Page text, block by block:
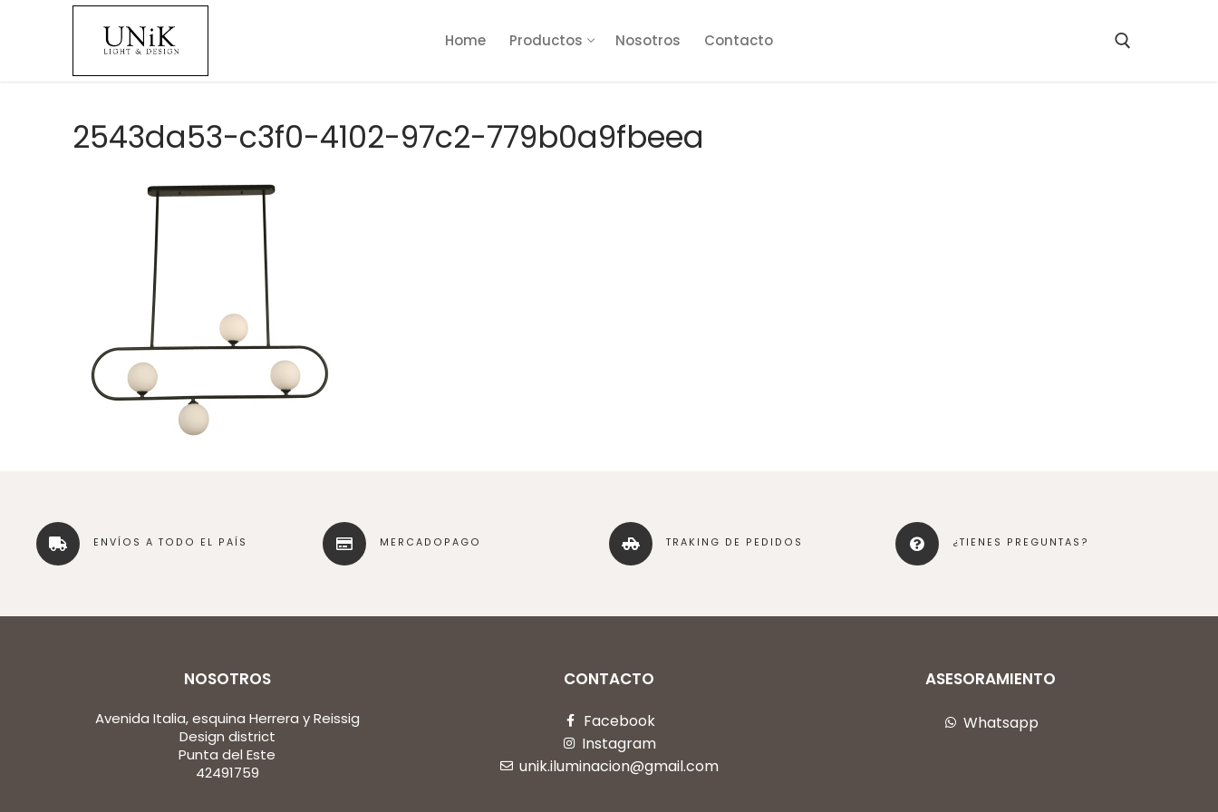
Home Productos Nosotros Contacto
2543da53-c3f0-4102-97c2-779b0a9fbeea
ENVÍOS A TODO EL PAÍS MERCADOPAGO TRAKING DE PEDIDOS ¿TIENES PREGUNTAS?
NOSOTROS
Avenida Italia, esquina Herrera y Reissig
Design district
Punta del Este
42491759
CONTACTO
Facebook
Instagram
unik.iluminacion@gmail.com
ASESORAMIENTO
Whatsapp